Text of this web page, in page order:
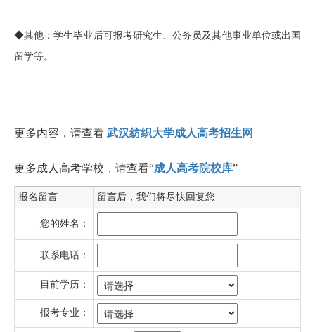
◆其他：学生毕业后可报考研究生、公务员及其他事业单位或出国
留学等。
更多内容，请查看 武汉纺织大学成人高考招生网
更多成人高考学校，请查看“成人高考院校库”
报名留言 留言后，我们将尽快回复您
您的姓名：
联系电话：
目前学历：
报考专业：